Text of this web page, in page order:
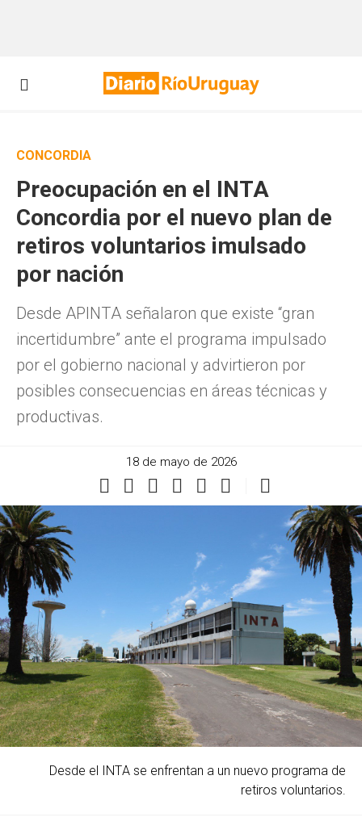
CONCORDIA
Preocupación en el INTA
Concordia por el nuevo plan de
retiros voluntarios imulsado
por nación
Desde APINTA señalaron que existe “gran
incertidumbre” ante el programa impulsado
por el gobierno nacional y advirtieron por
posibles consecuencias en áreas técnicas y
productivas.
18 de mayo de 2026
Desde el INTA se enfrentan a un nuevo programa de
retiros voluntarios.